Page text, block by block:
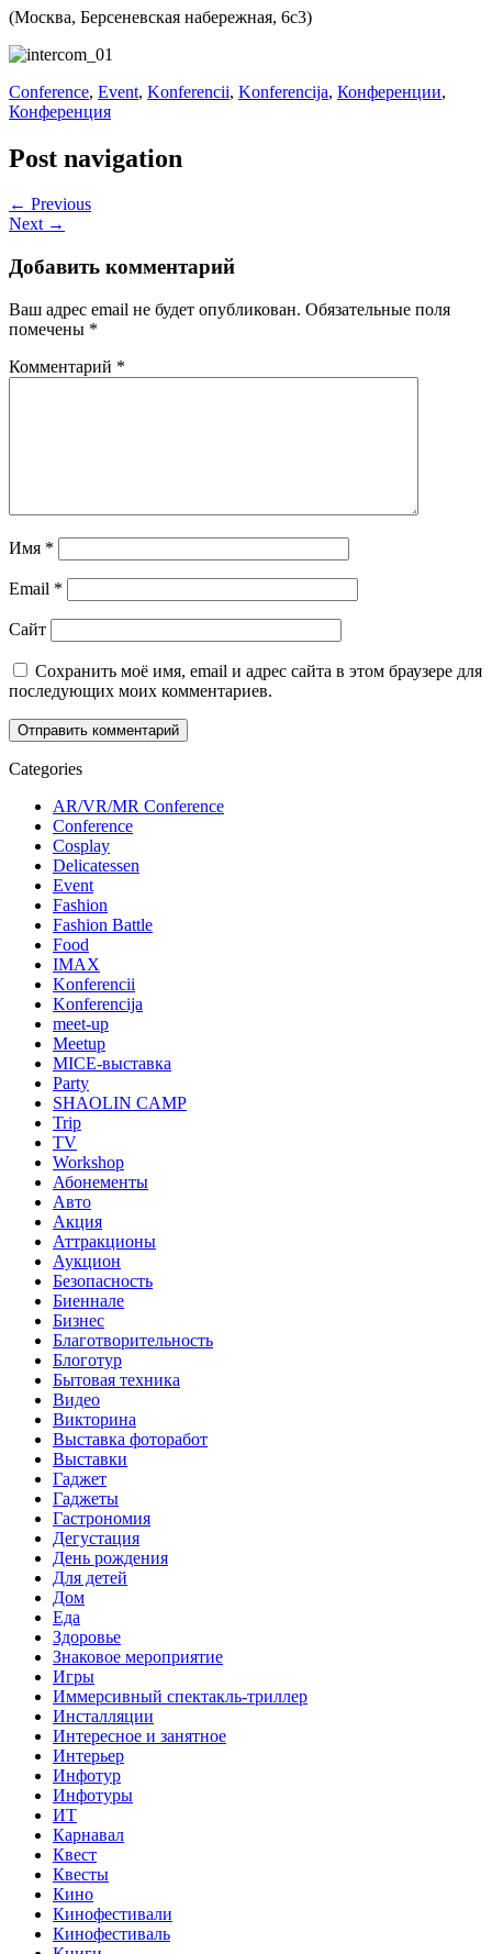
(Москва, Берсеневская набережная, 6с3)
Conference, Event, Konferencii, Konferencija, Конференции,
Конференция
Post navigation
← Previous
Next →
Добавить комментарий
Ваш адрес email не будет опубликован. Обязательные поля
помечены *
Комментарий *
Имя *
Email *
Сайт
Сохранить моё имя, email и адрес сайта в этом браузере для
последующих моих комментариев.
Categories
AR/VR/MR Conference
Conference
Cosplay
Delicatessen
Event
Fashion
Fashion Battle
Food
IMAX
Konferencii
Konferencija
meet-up
Meetup
MICE-выставка
Party
SHAOLIN CAMP
Trip
TV
Workshop
Абонементы
Авто
Акция
Аттракционы
Аукцион
Безопасность
Биеннале
Бизнес
Благотворительность
Блоготур
Бытовая техника
Видео
Викторина
Выставка фоторабот
Выставки
Гаджет
Гаджеты
Гастрономия
Дегустация
День рождения
Для детей
Дом
Еда
Здоровье
Знаковое мероприятие
Игры
Иммерсивный спектакль-триллер
Инсталляции
Интересное и занятное
Интерьер
Инфотур
Инфотуры
ИТ
Карнавал
Квест
Квесты
Кино
Кинофестивали
Кинофестиваль